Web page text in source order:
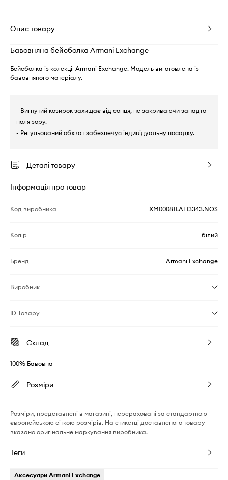
Опис товару
Бавовняна бейсболка Armani Exchange
Бейсболка із колекції Armani Exchange. Модель виготовлена із
бавовняного матеріалу.
- Вигнутий козирок захищає від сонця, не закриваючи занадто
поля зору.
- Регульований обхват забезпечує індивідуальну посадку.
Деталі товару
Інформація про товар
Код виробника XM000811.AF13343.NOS
Колір білий
Бренд Armani Exchange
Виробник
ID Товару
Склад
100% Бавовна
Розміри
Розміри, представлені в магазині, перераховані за стандартною
європейською сіткою розмірів. На етикетці доставленого товару
вказано оригінальне маркування виробника.
Теги
Аксесуари Armani Exchange